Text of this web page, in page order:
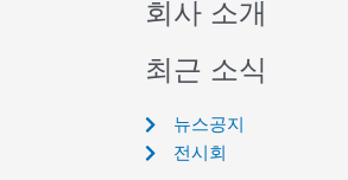
회사 소개
최근 소식
뉴스공지
전시회